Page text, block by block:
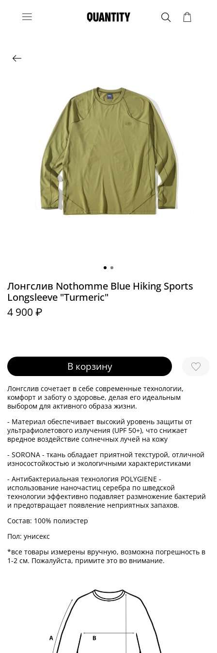
Лонгслив Nothomme Blue Hiking Sports
Longsleeve "Turmeric"
4 900 ₽
В корзину
Лонгслив сочетает в себе современные технологии,
комфорт и заботу о здоровье, делая его идеальным
выбором для активного образа жизни.
- Материал обеспечивает высокий уровень защиты от
ультрафиолетового излучения (UPF 50+), что снижает
вредное воздействие солнечных лучей на кожу
- SORONA - ткань обладает приятной текстурой, отличной
износостойкостью и экологичными характеристиками
- Антибактериальная технология POLYGIENE -
использование наночастиц серебра по шведской
технологии эффективно подавляет размножение бактерий
и предотвращает появление неприятных запахов.
Состав: 100% полиэстер
Пол: унисекс
*все товары измерены вручную, возможна погрешность в
1-2 см. Пожалуйста, примите это во внимание.